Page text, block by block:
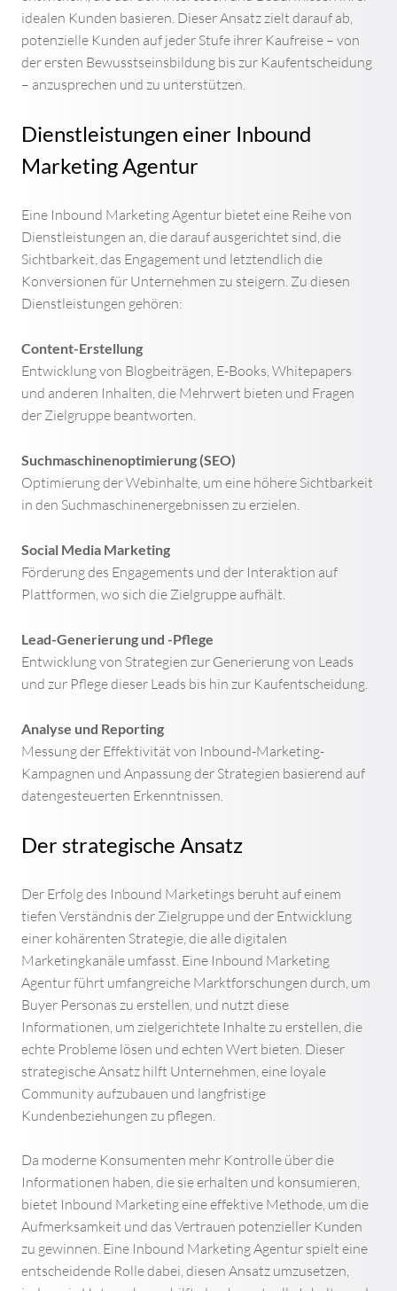
AGENTUREN UND WEBDESIGNER IN DER NÄHE
PROGRAMMIERUNG VON WEBSEITEN​
IMMOBILIENMAKLER WEBSEITEN
WEBDESIGN FÜR COACHES
WEBDESIGN
WEBDESIGN INSPIRATION
WERBEAGENTUR IN DER NÄHE
WEBDESIGN SEO
BENUTZERFREUNDLICHES WEBDESIGN
WEBDESIGNER GESUCHT
PROFESSIONELLES WEBDESIGN
idealen Kunden basieren. Dieser Ansatz zielt darauf ab,
potenzielle Kunden auf jeder Stufe ihrer Kaufreise – von
der ersten Bewusstseinsbildung bis zur Kaufentscheidung
– anzusprechen und zu unterstützen.
Dienstleistungen einer Inbound
Marketing Agentur
Eine Inbound Marketing Agentur bietet eine Reihe von
Dienstleistungen an, die darauf ausgerichtet sind, die
Sichtbarkeit, das Engagement und letztendlich die
Konversionen für Unternehmen zu steigern. Zu diesen
Dienstleistungen gehören:
Content-Erstellung
Entwicklung von Blogbeiträgen, E-Books, Whitepapers
und anderen Inhalten, die Mehrwert bieten und Fragen
der Zielgruppe beantworten.
Suchmaschinenoptimierung (SEO)
Optimierung der Webinhalte, um eine höhere Sichtbarkeit
in den Suchmaschinenergebnissen zu erzielen.
Social Media Marketing
Förderung des Engagements und der Interaktion auf
Plattformen, wo sich die Zielgruppe aufhält.
Lead-Generierung und -Pflege
Entwicklung von Strategien zur Generierung von Leads
und zur Pflege dieser Leads bis hin zur Kaufentscheidung.
Analyse und Reporting
Messung der Effektivität von Inbound-Marketing-
Kampagnen und Anpassung der Strategien basierend auf
datengesteuerten Erkenntnissen.
Der strategische Ansatz
Der Erfolg des Inbound Marketings beruht auf einem
tiefen Verständnis der Zielgruppe und der Entwicklung
einer kohärenten Strategie, die alle digitalen
Marketingkanäle umfasst. Eine Inbound Marketing
Agentur führt umfangreiche Marktforschungen durch, um
Buyer Personas zu erstellen, und nutzt diese
Informationen, um zielgerichtete Inhalte zu erstellen, die
echte Probleme lösen und echten Wert bieten. Dieser
strategische Ansatz hilft Unternehmen, eine loyale
Community aufzubauen und langfristige
Kundenbeziehungen zu pflegen.
Da moderne Konsumenten mehr Kontrolle über die
Informationen haben, die sie erhalten und konsumieren,
bietet Inbound Marketing eine effektive Methode, um die
Aufmerksamkeit und das Vertrauen potenzieller Kunden
zu gewinnen. Eine Inbound Marketing Agentur spielt eine
entscheidende Rolle dabei, diesen Ansatz umzusetzen,